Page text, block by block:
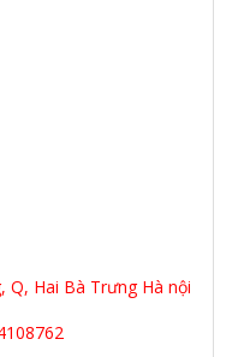
Q, Hai Bà Trưng Hà nội